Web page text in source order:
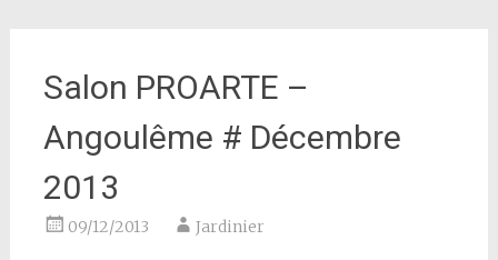
Salon PROARTE –
Angoulême # Décembre
2013
09/12/2013 Jardinier